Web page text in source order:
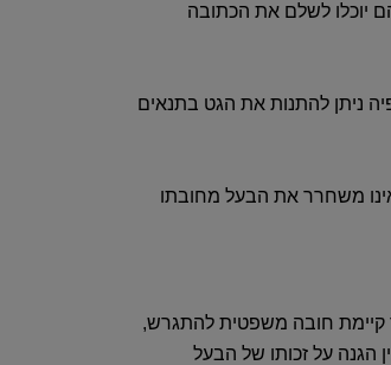
יוכלו לשלם את הכתובה
ניתן להתנות את הגט בתנאים
אינו משחרר את הבעל מחובתו
חובה משפטית להתגרש‏,‏
הגנה על זכותו של הבעל